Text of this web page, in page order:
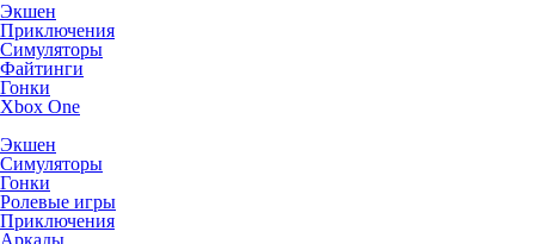
Экшен
Приключения
Симуляторы
Файтинги
Гонки
Xbox One
Экшен
Симуляторы
Гонки
Ролевые игры
Приключения
Аркады